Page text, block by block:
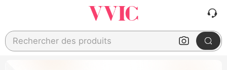
Rechercher des produits